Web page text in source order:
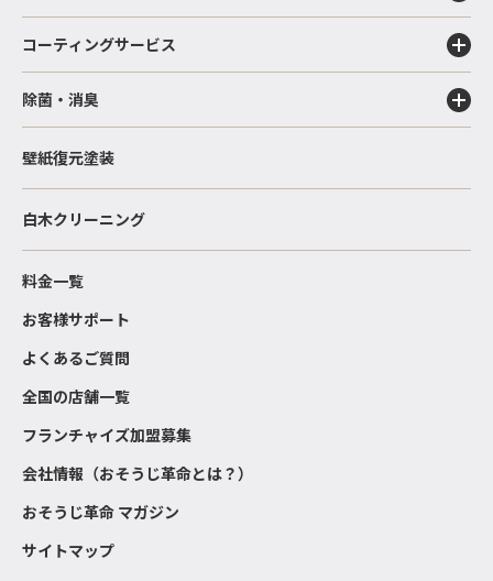
コーティングサービス
除菌・消臭
壁紙復元塗装
白木クリーニング
料金一覧
お客様サポート
よくあるご質問
全国の店舗一覧
フランチャイズ加盟募集
会社情報（おそうじ革命とは？）
おそうじ革命 マガジン
サイトマップ